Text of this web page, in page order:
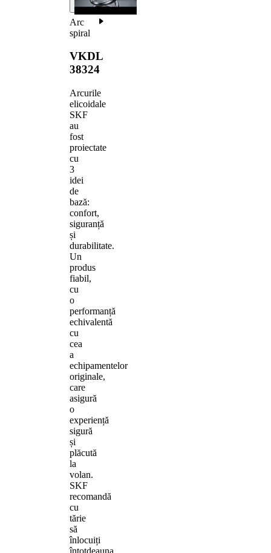
Arc
spiral
VKDL
38324
Arcurile
elicoidale
SKF
au
fost
proiectate
cu
3
idei
de
bază:
confort,
siguranță
și
durabilitate.
Un
produs
fiabil,
cu
o
performanță
echivalentă
cu
cea
a
echipamentelor
originale,
care
asigură
o
experiență
sigură
și
plăcută
la
volan.
SKF
recomandă
cu
tărie
să
înlocuiți
întotdeauna